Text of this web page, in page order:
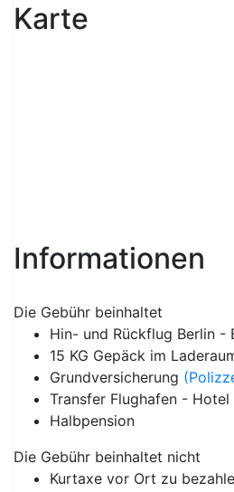
Karte
Informationen
Die Gebühr beinhaltet
Hin- und Rückflug Berlin -
15 KG Gepäck im
Grundversicherung
Transfer Flughafen -
Halbpension
Die Gebühr beinhaltet nicht
Kurtaxe vor Ort zu